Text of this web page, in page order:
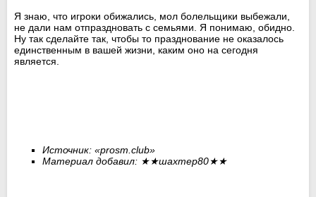
Я знаю, что игроки обижались, мол болельщики выбежали,
не дали нам отпраздновать с семьями. Я понимаю, обидно.
Ну так сделайте так, чтобы то празднование не оказалось
единственным в вашей жизни, каким оно на сегодня
является.
Источник: «prosm.club»
Материал добавил: ★★шахтер80★★